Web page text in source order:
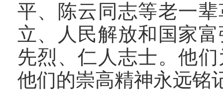
平、陈云同志等老一
立、人民解放和国家
先烈、仁人志士。他
他们的崇高精神永远铭